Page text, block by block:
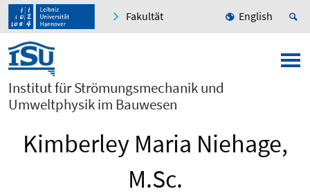
Fakultät English
Institut für Strömungsmechanik und
Umweltphysik im Bauwesen
Kimberley Maria Niehage,
M.Sc.